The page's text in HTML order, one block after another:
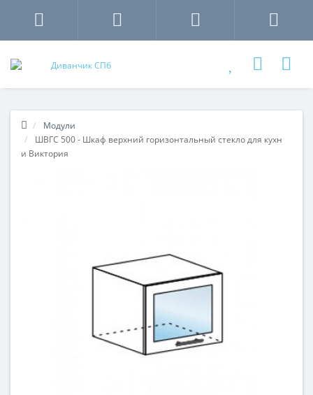
Модули
ШВГС 500 - Шкаф верхний горизонтальный стекло для кухн
и Виктория